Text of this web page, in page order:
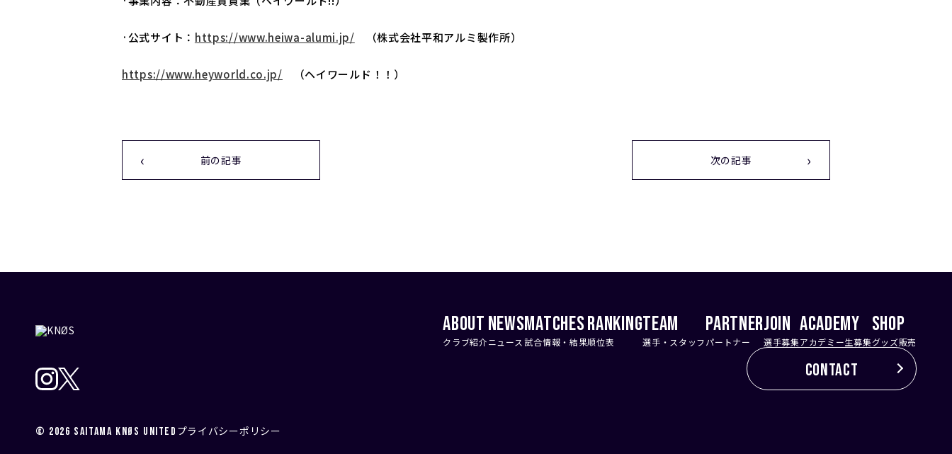
·公式サイト： https://www.heiwa-alumi.jp/ （株式会社平和アルミ製作所）
https://www.heyworld.co.jp/ （ヘイワールド！！）
前の記事 次の記事
ABOUT
クラブ紹介
NEWS
ニュース
MATCHES
試合情報・結果
RANKING
順位表
TEAM
選手・スタッフ
PARTNER
パートナー
JOIN
選手募集
ACADEMY
アカデミー生募集
SHOP
グッズ販売
CONTACT
© 2026 SAITAMA KNØS UNITED プライバシーポリシー